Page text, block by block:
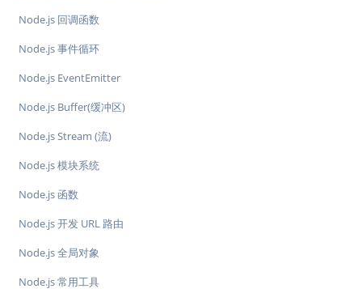
Node.js 回调函数
Node.js 事件循环
Node.js EventEmitter
Node.js Buffer(缓冲区)
Node.js Stream (流)
Node.js 模块系统
Node.js 函数
Node.js 开发 URL 路由
Node.js 全局对象
Node.js 常用工具